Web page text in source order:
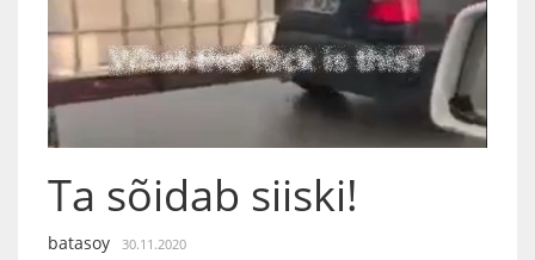
Ta sõidab siiski!
batasoy 30.11.2020